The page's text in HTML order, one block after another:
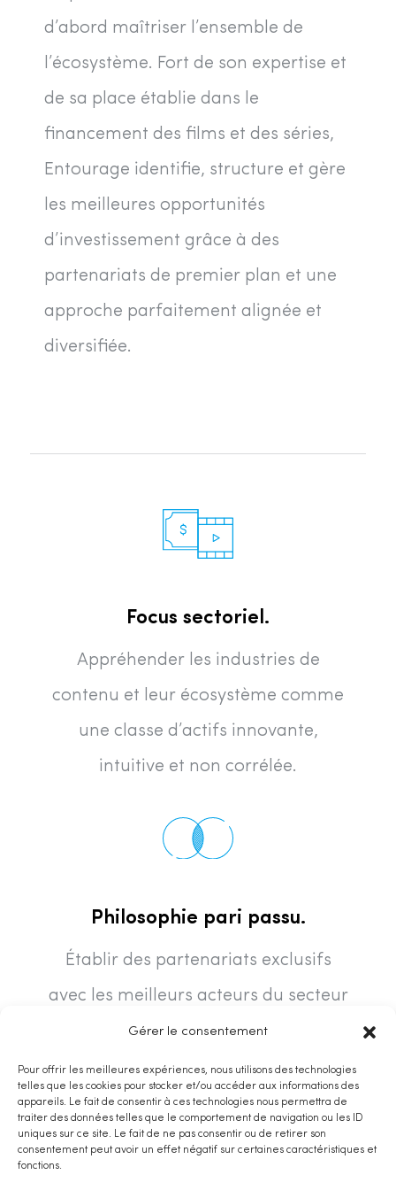
Gérer le consentement
Pour offrir les meilleures expériences, nous utilisons des technologies
telles que les cookies pour stocker et/ou accéder aux informations des
appareils. Le fait de consentir à ces technologies nous permettra de
traiter des données telles que le comportement de navigation ou les ID
uniques sur ce site. Le fait de ne pas consentir ou de retirer son
consentement peut avoir un effet négatif sur certaines caractéristiques et
fonctions.
d’abord maîtriser l’ensemble de
l’écosystème. Fort de son expertise et
de sa place établie dans le
financement des films et des séries,
Entourage identifie, structure et gère
les meilleures opportunités
d’investissement grâce à des
partenariats de premier plan et une
approche parfaitement alignée et
diversifiée.
Focus sectoriel.
Appréhender les industries de
contenu et leur écosystème comme
une classe d’actifs innovante,
intuitive et non corrélée.
Philosophie pari passu.
Établir des partenariats exclusifs
avec les meilleurs acteurs du secteur
dans une logique d’alignement des
intérêts, d’avantage stratégique et de
diversification du risque.